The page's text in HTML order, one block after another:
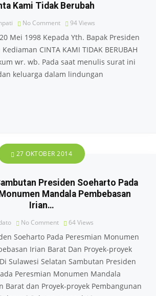
Kami Tidak Berubah
No Comment 94Views
Mei 1998 Kepada Yth. Bapak Presiden
CINTA KAMI TIDAK BERUBAH
wr. wb. Pada saat menulis surat ini
keluarga dalam lindungan
27 OKTOBER 2014
Presiden Soeharto Pada
Mandala Pembebasan
Irian…
No Comment 64Views
Soeharto Pada Peresmian Monumen
Irian Barat Dan Proyek-proyek
Sulawesi Selatan Sambutan Presiden
Peresmian Monumen Mandala
Barat dan Proyek-proyek Pembangunan